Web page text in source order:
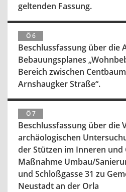
geltenden Fassung.
Ö 6
Beschlussfassung über die
Bebauungsplanes
Bereich zwischen
Arnshaugker Straße“.
Ö 7
Beschlussfassung über die
archäologischen
der Stützen im Inneren und
Maßnahme Umbau/
und Schloßgasse 31 zu
Neustadt an der Orla